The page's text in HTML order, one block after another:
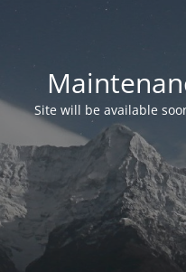
Site will be available